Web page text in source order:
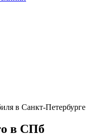
в Санкт-Петербурге
в СПб